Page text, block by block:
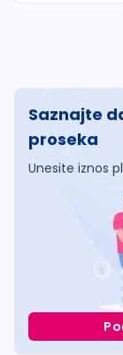
Saznajte
proseka
Unesite iznos